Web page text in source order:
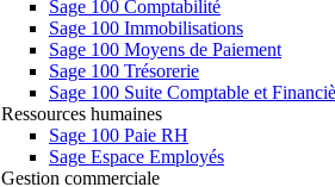
Sage 100 Comptabilité
Sage 100 Immobilisations
Sage 100 Moyens de Paiement
Sage 100 Trésorerie
Sage 100 Suite Comptable et
Ressources humaines
Sage 100 Paie RH
Sage Espace Employés
Gestion commerciale